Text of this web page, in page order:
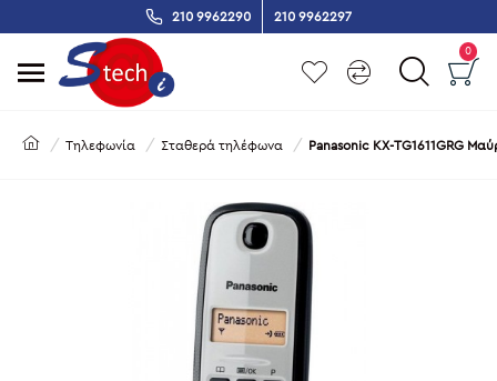
210 9962290 210 9962297
0
Τηλεφωνία Σταθερά τηλέφωνα Panasonic KX-TG1611GRG